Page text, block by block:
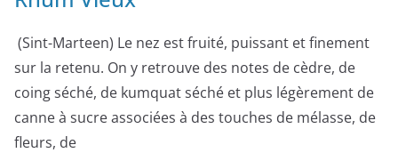
(Sint-Marteen) Le nez est fruité, puissant et finement
sur la retenu. On y retrouve des notes de cèdre, de
coing séché, de kumquat séché et plus légèrement de
canne à sucre associées à des touches de mélasse, de
fleurs, de